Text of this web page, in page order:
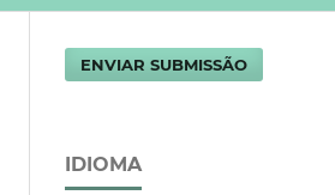
ENVIAR SUBMISSÃO
IDIOMA